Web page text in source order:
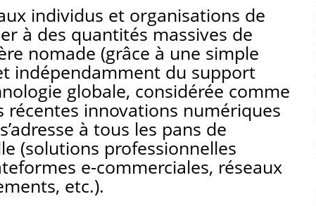
individus et organisations de
à des quantités massives de
nomade (grâce à une simple
indépendamment du support
globale, considérée comme
récentes innovations numériques
à tous les pans de
(solutions professionnelles
e-commerciales, réseaux
etc.).